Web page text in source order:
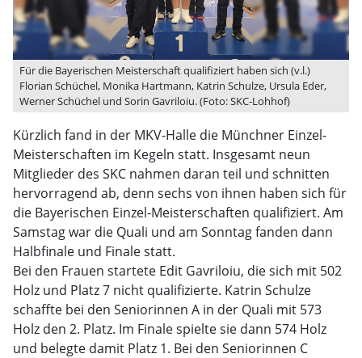
Für die Bayerischen Meisterschaft qualifiziert haben sich (v.l.)
Florian Schüchel, Monika Hartmann, Katrin Schulze, Ursula Eder,
Werner Schüchel und Sorin Gavriloiu. (Foto: SKC-Lohhof)
Kürzlich fand in der MKV-Halle die Münchner Einzel-
Meisterschaften im Kegeln statt. Insgesamt neun
Mitglieder des SKC nahmen daran teil und schnitten
hervorragend ab, denn sechs von ihnen haben sich für
die Bayerischen Einzel-Meisterschaften qualifiziert. Am
Samstag war die Quali und am Sonntag fanden dann
Halbfinale und Finale statt.
Bei den Frauen startete Edit Gavriloiu, die sich mit 502
Holz und Platz 7 nicht qualifizierte. Katrin Schulze
schaffte bei den Seniorinnen A in der Quali mit 573
Holz den 2. Platz. Im Finale spielte sie dann 574 Holz
und belegte damit Platz 1. Bei den Seniorinnen C